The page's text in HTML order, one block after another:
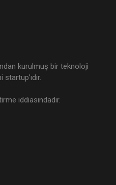
Hukuk
kurulmuş bir teknoloji
iddiasındadır.